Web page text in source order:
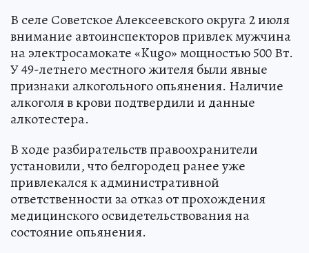
В селе Советское Алексеевского округа 2 июля
внимание автоинспекторов привлек мужчина
на электросамокате «Kugo» мощностью 500 Вт.
У 49-летнего местного жителя были явные
признаки алкогольного опьянения. Наличие
алкоголя в крови подтвердили и данные
алкотестера.
В ходе разбирательств правоохранители
установили, что белгородец ранее уже
привлекался к административной
ответственности за отказ от прохождения
медицинского освидетельствования на
состояние опьянения.